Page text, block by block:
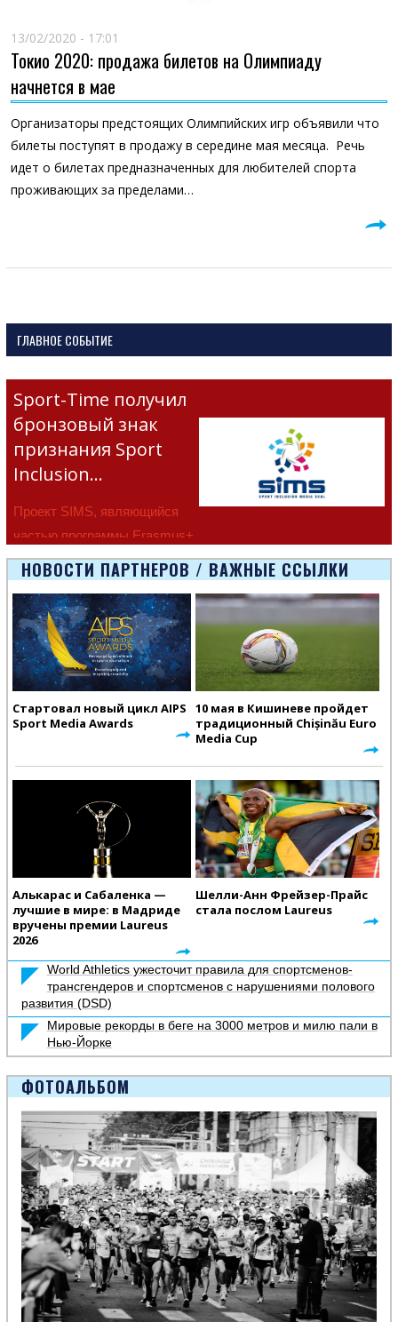
13/02/2020 - 17:01
Токио 2020: продажа билетов на Олимпиаду
начнется в мае
Организаторы предстоящих Олимпийских игр объявили что
билеты поступят в продажу в середине мая месяца. Речь
идет о билетах предназначенных для любителей спорта
проживающих за пределами…
ГЛАВНОЕ СОБЫТИЕ
Sport-Time получил
бронзовый знак
признания Sport
Inclusion…
Проект SIMS, являющийся
частью программы Erasmus+
Европейско
НОВОСТИ ПАРТНЕРОВ / ВАЖНЫЕ ССЫЛКИ
Стартовал новый цикл AIPS
Sport Media Awards
10 мая в Кишиневе пройдет
традиционный Chișinău Euro
Media Cup
Алькарас и Сабаленка —
лучшие в мире: в Мадриде
вручены премии Laureus
2026
Шелли-Анн Фрейзер-Прайс
стала послом Laureus
World Athletics ужесточит правила для спортсменов-
трансгендеров и спортсменов с нарушениями полового
развития (DSD)
Мировые рекорды в беге на 3000 метров и милю пали в
Нью-Йорке
ФОТОАЛЬБОМ